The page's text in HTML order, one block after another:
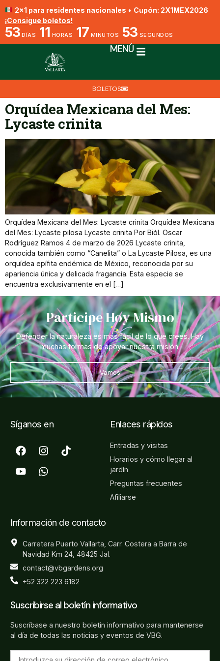
2x1 para residentes nacionales • Cupón: 2X1MEX2026
¡Consigue boletos!
53 DÍAS 11 HORAS 17 MINUTOS 52 SEGUNDOS
MENÚ
BOLETOS
Orquídea Mexicana del Mes:
Lycaste crinita
Orquídea Mexicana del Mes: Lycaste crinita Orquídea Mexicana
del Mes: Lycaste pilosa Lycaste crinita Por Biól. Oscar
Rodríguez Ramos 4 de marzo de 2026 Lycaste crinita,
conocida también como “Canelita” o La Lycaste Pilosa, es una
orquídea epífita endémica de México, reconocida por su
apariencia única y delicada fragancia. Esta especie se
encuentra exclusivamente en el […]
Participe Hoy Mismo
Defender la naturaleza es más fácil de lo que crees. Hay
muchas formas de apoyar nuestra misión.
¡Vamos!
Síganos en Enlaces rápidos
Entradas y visitas
Horarios y cómo llegar al
jardín
Preguntas frecuentes
Afiliarse
Información de contacto
Carretera Puerto Vallarta, Carr. Costera a Barra de
Navidad Km 24, 48425 Jal.
contact@vbgardens.org
+52 322 223 6182
Suscribirse al boletín informativo
Suscríbase a nuestro boletín informativo para mantenerse
al día de todas las noticias y eventos de VBG.